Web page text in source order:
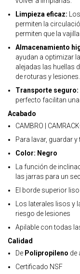
Limpieza eficaz:
permiten la
permiten que la
Almacenamiento
ayudan a optimizar
alejadas las huellas
de roturas y lesiones.
Transporte seguro:
perfecto facilitan
Acabado
CAMBRO |
Para lavar, guardar
Color: Negro
La función de
las jarras para un
El borde superior
Los laterales lisos y
riesgo de lesiones
Apilable con todas
Calidad
De Polipropileno de
Certificado NSF